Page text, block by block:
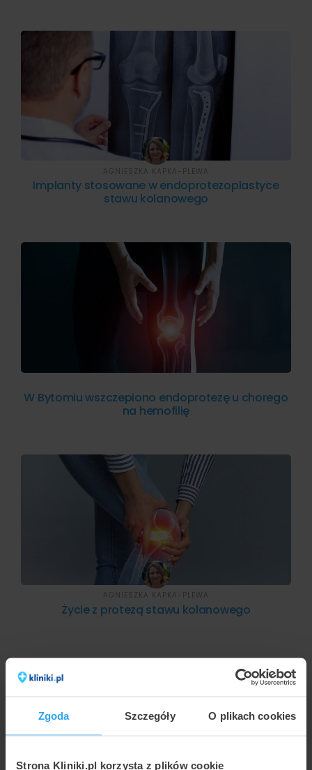
Zgoda Szczegóły O plikach cookies
Strona Kliniki.pl korzysta z plików cookie
Implanty stosowane w endoprotezoplastyce
stawu kolanowego
AGNIESZKA KAPKA-PLEWA
W Bytomiu wszczepiono endoprotezę u chorego
na hemofilię
Życie z protezą stawu kolanowego
AGNIESZKA KAPKA-PLEWA